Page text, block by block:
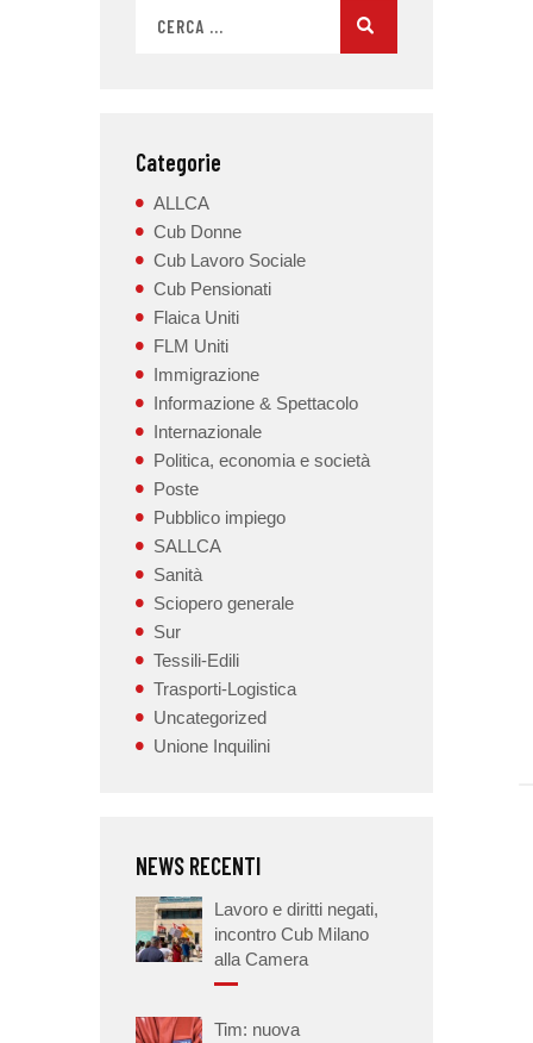
Categorie
ALLCA
Cub Donne
Cub Lavoro Sociale
Cub Pensionati
Flaica Uniti
FLM Uniti
Immigrazione
Informazione & Spettacolo
Internazionale
Politica, economia e società
Poste
Pubblico impiego
SALLCA
Sanità
Sciopero generale
Sur
Tessili-Edili
Trasporti-Logistica
Uncategorized
Unione Inquilini
NEWS RECENTI
Lavoro e diritti negati,
incontro Cub Milano
alla Camera
Tim: nuova